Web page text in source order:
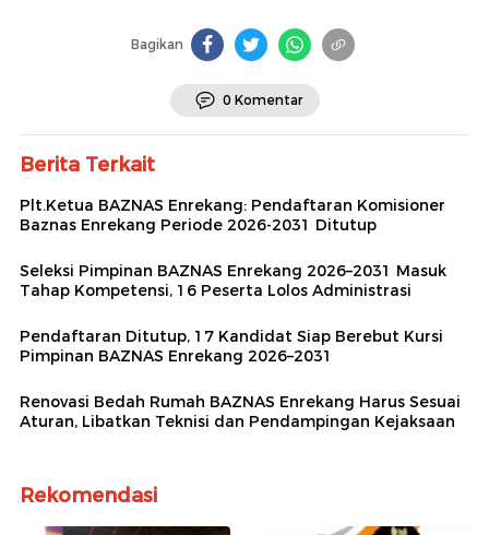
Bagikan
0 Komentar
Berita Terkait
Plt.Ketua BAZNAS Enrekang: Pendaftaran Komisioner
Baznas Enrekang Periode 2026-2031 Ditutup
Seleksi Pimpinan BAZNAS Enrekang 2026–2031 Masuk
Tahap Kompetensi, 16 Peserta Lolos Administrasi
Pendaftaran Ditutup, 17 Kandidat Siap Berebut Kursi
Pimpinan BAZNAS Enrekang 2026–2031
Renovasi Bedah Rumah BAZNAS Enrekang Harus Sesuai
Aturan, Libatkan Teknisi dan Pendampingan Kejaksaan
Rekomendasi